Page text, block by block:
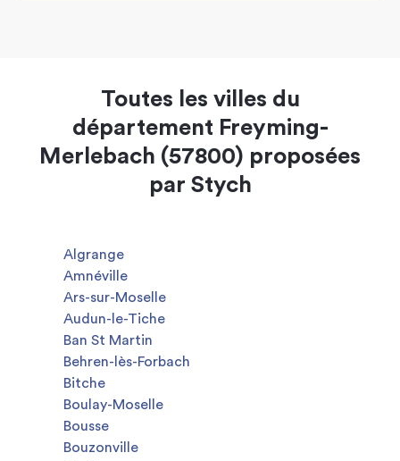
Toutes les villes du
département Freyming-
Merlebach (57800) proposées
par Stych
Algrange
Amnéville
Ars-sur-Moselle
Audun-le-Tiche
Ban St Martin
Behren-lès-Forbach
Bitche
Boulay-Moselle
Bousse
Bouzonville